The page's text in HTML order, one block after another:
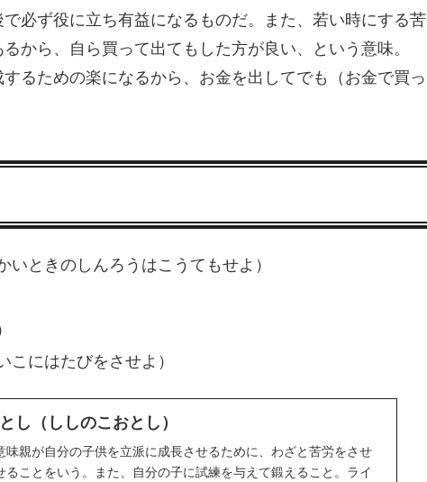
必ず役に立ち有益になるものだ。また、若い時にする苦
から、自ら買って出てもした方が良い、という意味。
るための楽になるから、お金を出してでも（お金で買っ
ときのしんろうはこうてもせよ）
にはたびをさせよ）
し（ししのこおとし）
味親が自分の子供を立派に成長させるために、わざと苦労をさせ
ることをいう。また、自分の子に試練を与えて鍛えること。ライ